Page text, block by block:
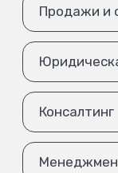
Продажи и
Консалтинг